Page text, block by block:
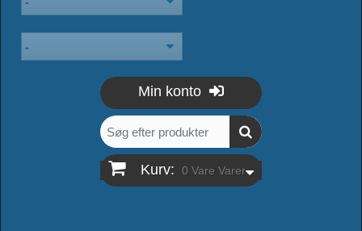
Min konto
Kurv: 0 Vare Varer